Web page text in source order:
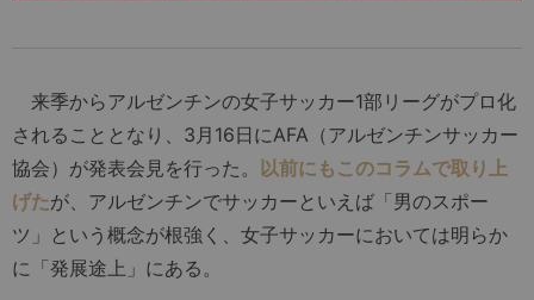
来季からアルゼンチンの女子サッカー1部リーグがプロ化
されることとなり、3月16日にAFA（アルゼンチンサッカー
協会）が発表会見を行った。
以前にもこのコラムで取り上
げたが、アルゼンチンでサッカーといえば「男のスポー
ツ」という概念が根強く、女子サッカーにおいては明らか
に「発展途上」にある。